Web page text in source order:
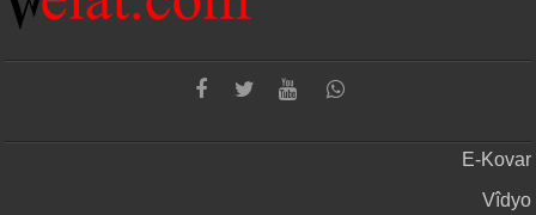
E-Kovar
Vîdyo